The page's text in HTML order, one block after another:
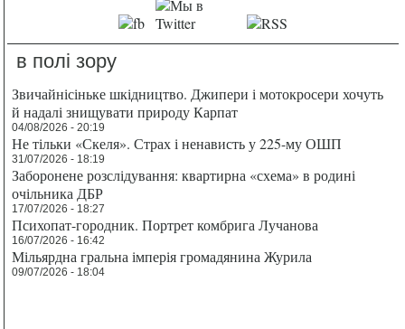
в полі зору
Звичайнісіньке шкідництво. Джипери і мотокросери хочуть
й надалі знищувати природу Карпат
04/08/2026 - 20:19
Не тільки «Скеля». Страх і ненависть у 225-му ОШП
31/07/2026 - 18:19
Заборонене розслідування: квартирна «схема» в родині
очільника ДБР
17/07/2026 - 18:27
Психопат-городник. Портрет комбрига Лучанова
16/07/2026 - 16:42
Мільярдна гральна імперія громадянина Журила
09/07/2026 - 18:04